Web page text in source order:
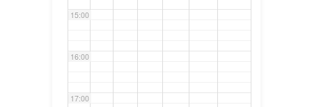
15:00
16:00
17:00